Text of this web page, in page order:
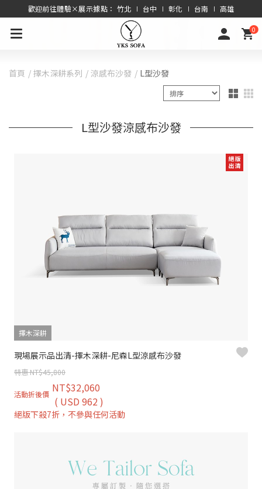
歡迎前往體驗×展示據點： 竹北 ∣ 台中 ∣ 彰化 ∣ 台南 ∣ 高雄
0
首頁 擇木深耕系列 涼感布沙發 L型沙發
L型沙發涼感布沙發
擇木深耕
現場展示品出清-擇木深耕-尼森L型涼感布沙發
特惠 NT$45,800
活動折後價 NT$32,060
( USD 962 )
絕版下殺7折，不參與任何活動